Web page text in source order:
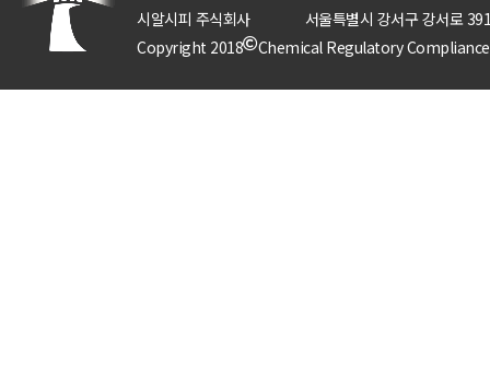
시알시피 주식회사
서울특별시 강서구 강서로
Copyright 2018
Chemical Regulatory